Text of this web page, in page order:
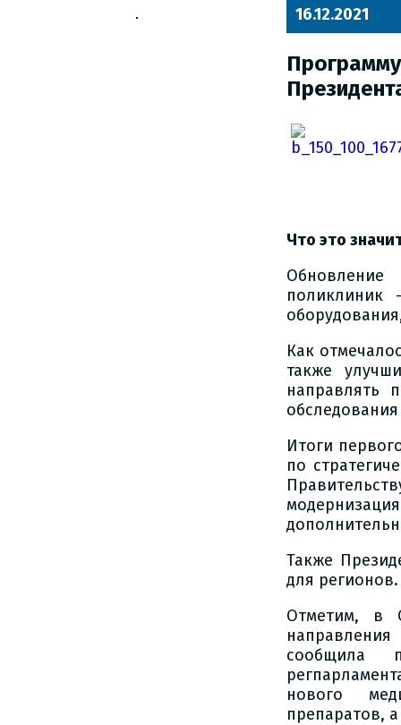
16.12.2021
Что это
поликлиник
Как
также
направлять
Итоги
по
Также
для регионов.
Отметим, в
сообщила
нового
препаратов,